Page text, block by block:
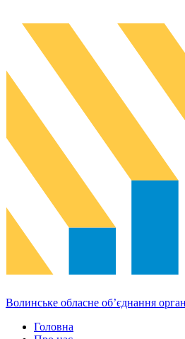
Волинське обласне об’єднання
Головна